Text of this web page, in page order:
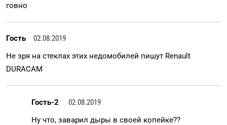
говно
Гость
02.08.2019
Не зря на стеклах этих недомобилей пишут Renault
DURACAM
Гость-2
02.08.2019
Ну что, заварил дыры в своей копейке??